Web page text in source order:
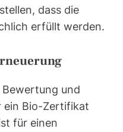
dass die
erfüllt werden.
und
ein Bio-Zertifikat
für einen